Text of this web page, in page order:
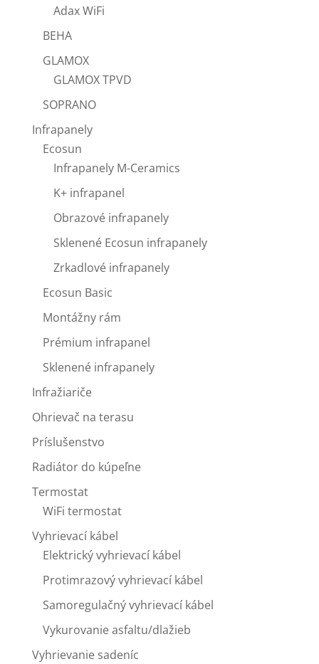
Adax WiFi
BEHA
GLAMOX
GLAMOX TPVD
SOPRANO
Infrapanely
Ecosun
Infrapanely M-Ceramics
K+ infrapanel
Obrazové infrapanely
Sklenené Ecosun infrapanely
Zrkadlové infrapanely
Ecosun Basic
Montážny rám
Prémium infrapanel
Sklenené infrapanely
Infražiariče
Ohrievač na terasu
Príslušenstvo
Radiátor do kúpeľne
Termostat
WiFi termostat
Vyhrievací kábel
Elektrický vyhrievací kábel
Protimrazový vyhrievací kábel
Samoregulačný vyhrievací kábel
Vykurovanie asfaltu/dlažieb
Vyhrievanie sadeníc